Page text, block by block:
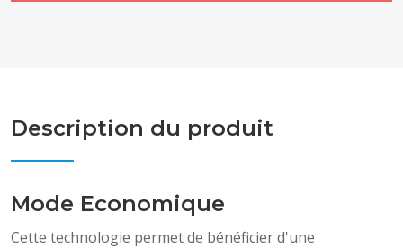
Description du produit
Mode Economique
Cette technologie permet de bénéficier d'une